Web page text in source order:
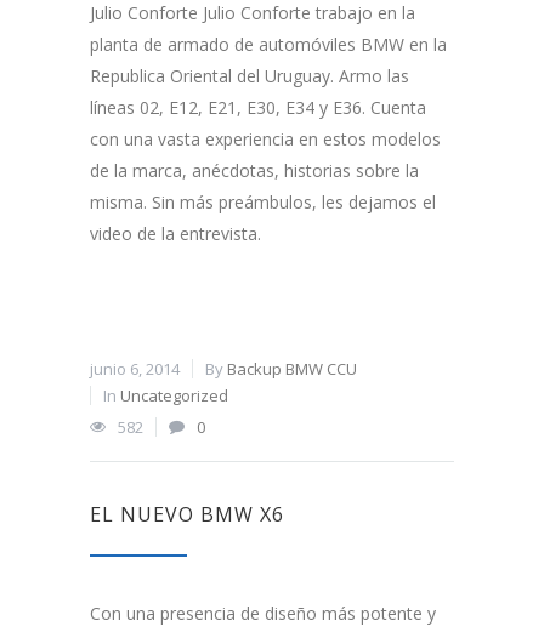
Julio Conforte Julio Conforte trabajo en la
planta de armado de automóviles BMW en la
Republica Oriental del Uruguay. Armo las
líneas 02, E12, E21, E30, E34 y E36. Cuenta
con una vasta experiencia en estos modelos
de la marca, anécdotas, historias sobre la
misma. Sin más preámbulos, les dejamos el
video de la entrevista.
junio 6, 2014 By Backup BMW CCU
In Uncategorized
582
0
EL NUEVO BMW X6
Con una presencia de diseño más potente y